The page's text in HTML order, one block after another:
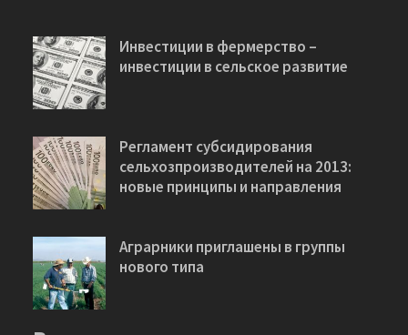
Инвестиции в фермерство –
инвестиции в сельское развитие
Регламент субсидирования
сельхозпроизводителей на 2013:
новые принципы и направления
Аграрники приглашены в группы
нового типа